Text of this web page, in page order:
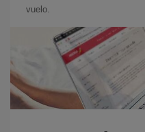
vuelo.